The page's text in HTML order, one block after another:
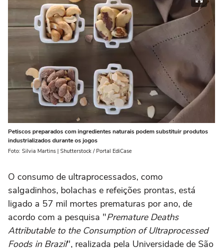
Petiscos preparados com ingredientes naturais podem substituir produtos
industrializados durante os jogos
Foto: Silvia Martins | Shutterstock / Portal EdiCase
O consumo de ultraprocessados, como
salgadinhos, bolachas e refeições prontas, está
ligado a 57 mil mortes prematuras por ano, de
acordo com a pesquisa "Premature Deaths
Attributable to the Consumption of Ultraprocessed
Foods in Brazil", realizada pela Universidade de São